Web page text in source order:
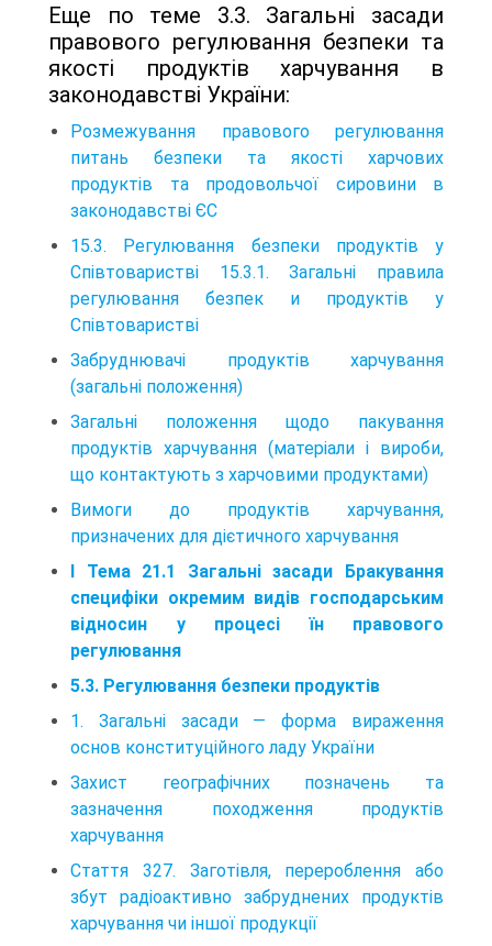
Еще по теме 3.3. Загальні засади
правового регулювання безпеки та
якості продуктів харчування в
законодавстві України:
Розмежування правового регулювання
питань безпеки та якості харчових
продуктів та продовольчої сировини в
законодавстві ЄС
15.3. Регулювання безпеки продуктів у
Співтоваристві 15.3.1. Загальні правила
регулювання безпек и продуктів у
Співтоваристві
Забруднювачі продуктів харчування
(загальні положення)
Загальні положення щодо пакування
продуктів харчування (матеріали і вироби,
що контактують з харчовими продуктами)
Вимоги до продуктів харчування,
призначених для дієтичного харчування
I Тема 21.1 Загальні засади Бракування
специфіки окремим видів господарським
відносин у процесі їн правового
регулювання
5.3. Регулювання безпеки продуктів
1. Загальні засади — форма вираження
основ конституційного ладу України
Захист географічних позначень та
зазначення походження продуктів
харчування
Стаття 327. Заготівля, перероблення або
збут радіоактивно забруднених продуктів
харчування чи іншої продукції